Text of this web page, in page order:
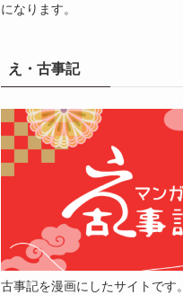
になります。
え・古事記
古事記を漫画にしたサイトです。